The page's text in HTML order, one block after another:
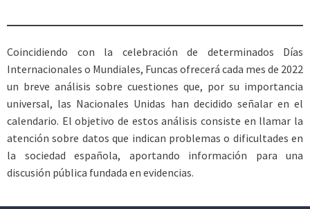
Coincidiendo con la celebración de determinados Días
Internacionales o Mundiales, Funcas ofrecerá cada mes de 2022
un breve análisis sobre cuestiones que, por su importancia
universal, las Nacionales Unidas han decidido señalar en el
calendario. El objetivo de estos análisis consiste en llamar la
atención sobre datos que indican problemas o dificultades en
la sociedad española, aportando información para una
discusión pública fundada en evidencias.